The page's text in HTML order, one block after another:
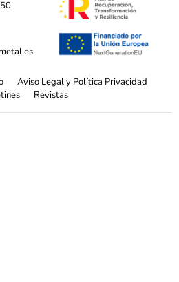
Aviso Legal y Política Privacidad
Revistas